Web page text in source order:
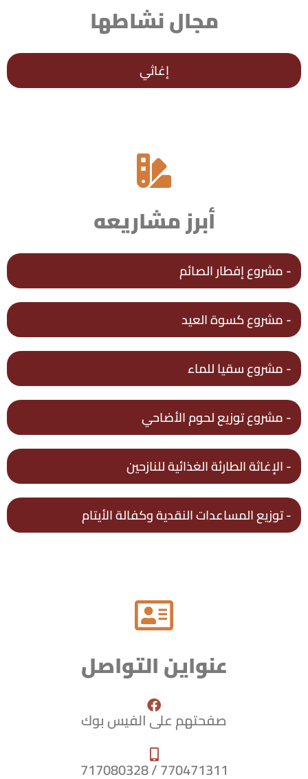
مجال نشاطها
إغاثي
أبرز مشاريعه
- مشروع إفطار الصائم
- مشروع كسوة العيد
- مشروع سقيا للماء
- مشروع توزيع لحوم الأضاحي
- الإغاثة الطارئة الغذائية للنازحين
- توزيع المساعدات النقدية وكفالة الأيتام
عنواين التواصل
صفحتهم على الفيس بوك
770471311 / 717080328